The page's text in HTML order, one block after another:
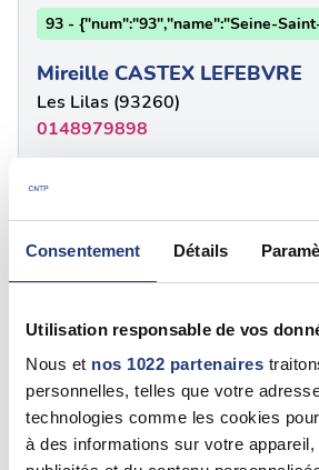
Consentement Détails
Utilisation responsable de vos
Nous et nos 1022 partenaires
personnelles, telles que votre
technologies comme les cookies
à des informations sur votre
93 - {"num":"93","name":"Seine-
Mireille CASTEX LEFEBVRE
Les Lilas (93260)
0148979898
Mireille CASTEX LEFEBVRE
0772690824
93 - Seine-Saint-Denis
DANIEL CIOLKOVITCH